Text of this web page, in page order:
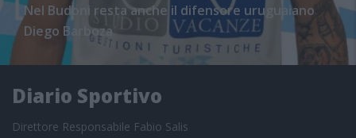
Nel Budoni resta anche il difensore uruguaiano
Diego Barboza
Diario Sportivo
Direttore Responsabile Fabio Salis